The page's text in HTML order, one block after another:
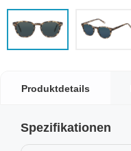
Produktdetails
Spezifikationen